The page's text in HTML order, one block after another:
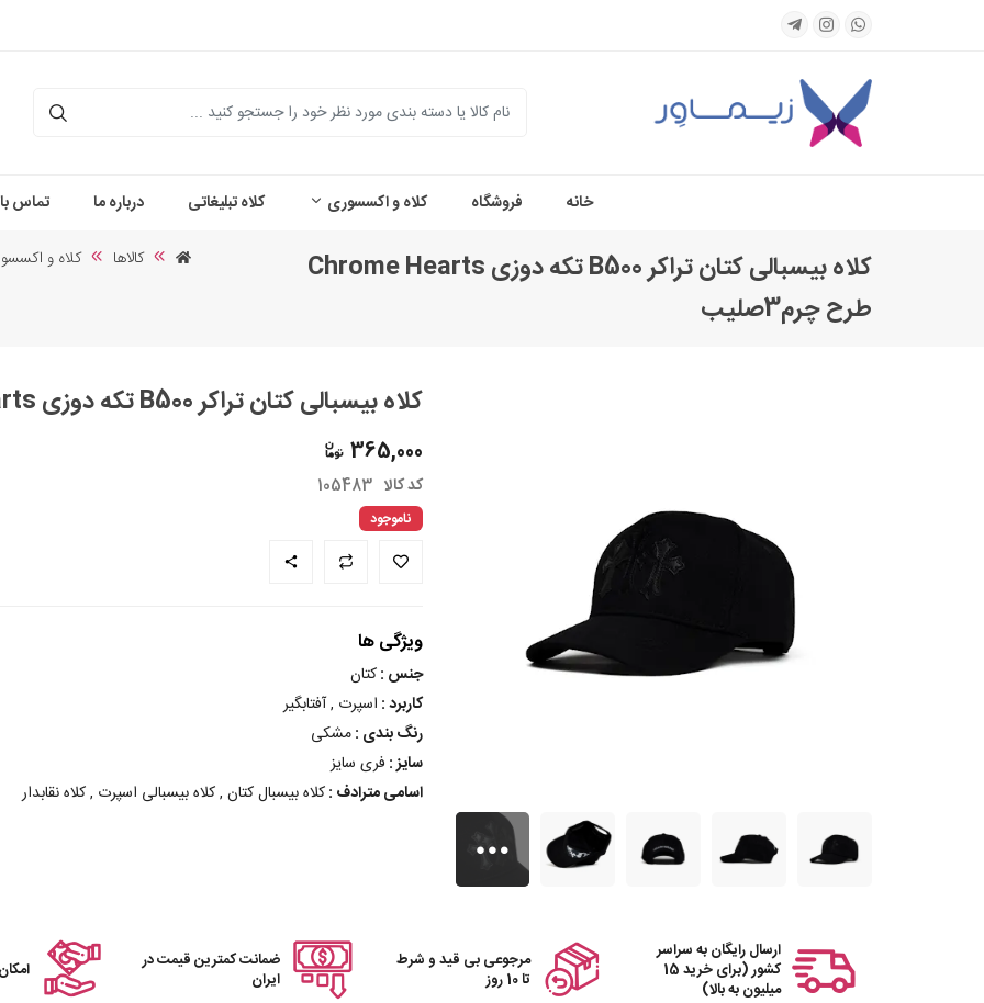
جستجو
خانه فروشگاه کلاه و اکسسوری کلاه تبلیغاتی درباره ما تماس
کلاه بیسبالی کتان تراکر B500 تکه دوزی Chrome Hearts
طرح چرم3صلیب
کالاها کلاه و
کلاه بیسبالی کتان تراکر B500 تکه دوزی Chrome Hearts طرح چرم3صلیب
365,000
کد کالا 105483
ناموجود
ویژگی ها
جنس :کتان
کاربرد : اسپرت , آفتابگیر
رنگ بندی :مشکی
سایز : فری سایز
اسامی مترادف :کلاه بیسبال کتان , کلاه بیسبالی اسپرت , کلاه نقابدار
ارسال رایگان به سراسر
کشور (برای خرید 15
میلیون به بالا)
مرجوعی بی قید و شرط
تا 10 روز
ضمانت کمترین قیمت در
ایران